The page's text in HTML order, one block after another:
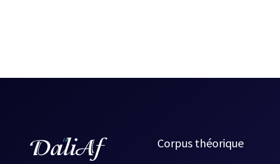
Corpus théorique